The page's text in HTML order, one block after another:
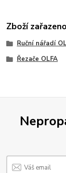
Zboží
Ruční nářadí
Řezače OLFA